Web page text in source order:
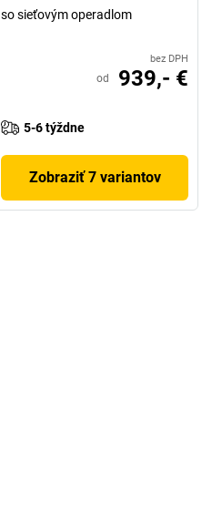
so sieťovým operadlom
bez DPH
od 939,- €
5-6 týždne
Zobraziť 7 variantov